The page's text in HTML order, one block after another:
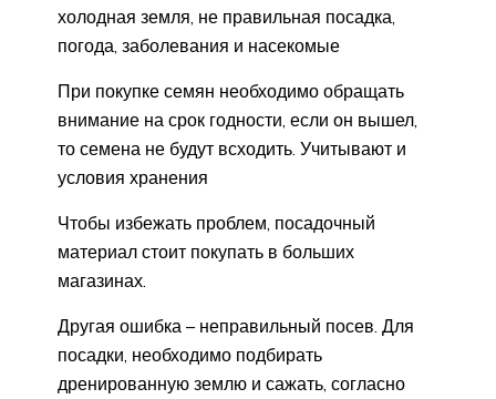
холодная земля, не правильная посадка,
погода, заболевания и насекомые
При покупке семян необходимо обращать
внимание на срок годности, если он вышел,
то семена не будут всходить. Учитывают и
условия хранения
Чтобы избежать проблем, посадочный
материал стоит покупать в больших
магазинах.
Другая ошибка – неправильный посев. Для
посадки, необходимо подбирать
дренированную землю и сажать, согласно